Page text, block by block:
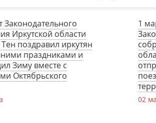
Законодательного
Иркутской области
поздравил иркутян
праздниками и
Зиму вместе с
Октябрьского
1
02